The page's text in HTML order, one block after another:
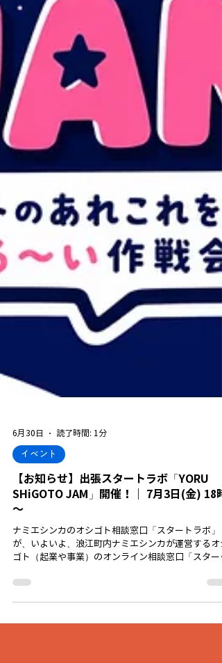
6月30日 読了時間: 1分
イベント
【お知らせ】出張スタートラボ「YORU
SHiGOTO JAM」開催！｜ 7月3日(金) 18時
～
ナミエシンカのオシゴト相談窓口「スタートラボ」
ゴト（起業や事業）のオンライン相談窓口「スター
ラボ」が、浪江町内に出張っていく「出張スタート